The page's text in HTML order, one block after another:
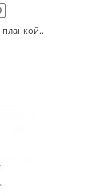
планкой..